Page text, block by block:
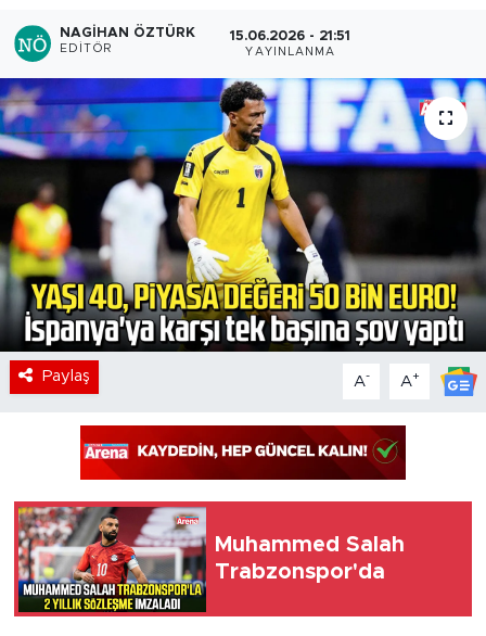
NAGIHAN ÖZTÜRK
EDITÖR
15.06.2026 - 21:51
YAYINLANMA
Paylaş A- A+
Muhammed Salah
Trabzonspor'da